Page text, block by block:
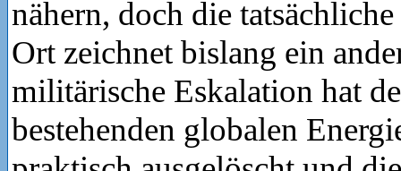
nähern, doch die
Ort zeichnet bislang ein
militärische Eskalation hat
bestehenden globalen